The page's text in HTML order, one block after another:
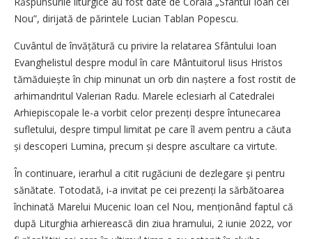
Nou”, dirijată de părintele Lucian Tablan Popescu.
Cuvântul de învățătură cu privire la relatarea Sfântului Ioan
Evanghelistul despre modul în care Mântuitorul Iisus Hristos
tămă­duiește în chip minunat un orb din naștere a fost rostit de
arhimandritul Valerian Radu. Marele eclesiarh al Catedralei
Arhiepiscopale le-a vorbit celor prezenți despre întunecarea
sufletului, despre timpul limitat pe care îl avem pentru a căuta
și descoperi Lumina, precum și despre ascultare ca virtute.
În continuare, ierarhul a citit rugăciuni de dezlegare şi pentru
sănătate. Totodată, i-a invitat pe cei prezenți la sărbătoarea
închinată Marelui Mucenic Ioan cel Nou, menționând faptul că
după Liturghia arhierească din ziua hramului, 2 iunie 2022, vor